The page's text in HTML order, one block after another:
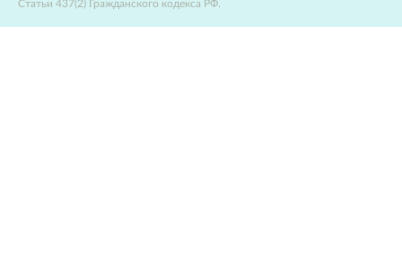
Статьи 437(2) Гражданского кодекса РФ.